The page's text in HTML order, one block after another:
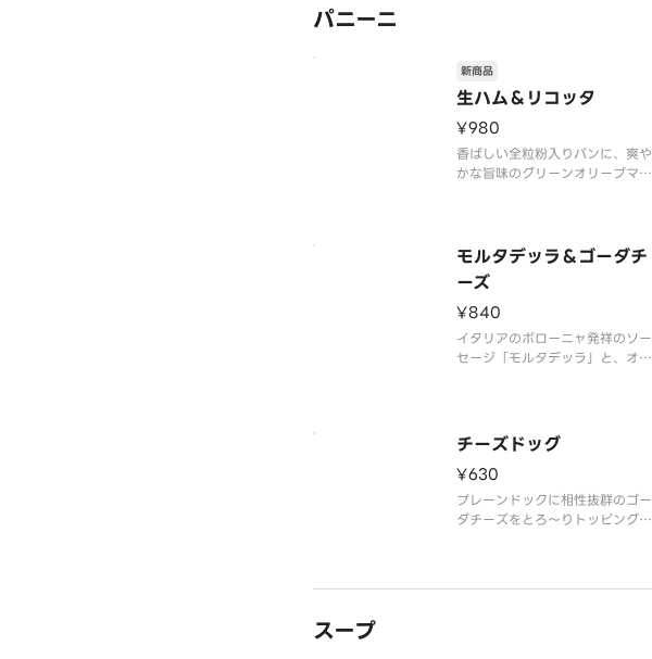
スカルポーネを混ぜる
パニーニ
生ハム＆リコッタ
新商品
¥980
香ばしい全粒粉入りパンに、爽や
かな旨味のグリーンオリーブマヨ
味に、ほのかなミルクの甘味を感
じるリコッタがベストマッチで
す。セミドライトマトの酸味がア
クセントになり、シンプ
モルタデッラ＆ゴーダチ
ーズ
¥840
イタリアのボローニャ発祥のソー
セージ「モルタデッラ」と、オラ
とりとした口当たりが特長のモル
タデッラに、ゴーダチーズのマイ
ルドなコクと旨味がベストマッ
チ！マスタードが味のア
チーズドッグ
¥630
プレーンドックに相性抜群のゴー
ダチーズをとろ～りトッピング。
スープ